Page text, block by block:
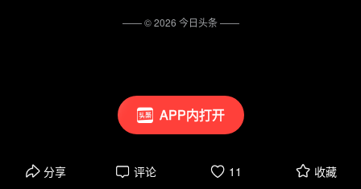
APP内打开
分享 评论 11 收藏
—— ©2026 今日头条——